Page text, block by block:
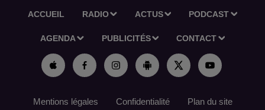
ACCUEIL RADIO ACTUS PODCAST
AGENDA PUBLICITÉS CONTACT
Mentions légales Confidentialité Plan du site